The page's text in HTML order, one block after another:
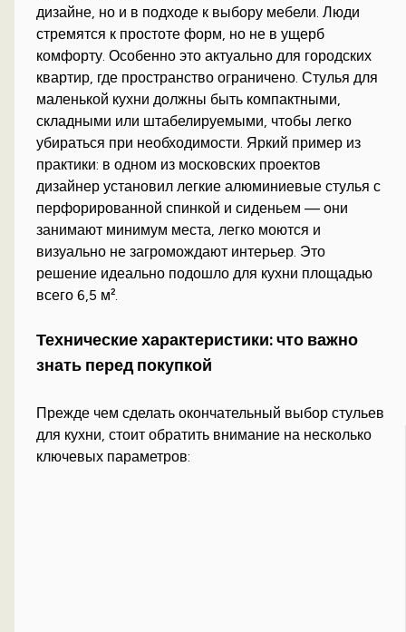
дизайне, но и в подходе к выбору мебели. Люди
стремятся к простоте форм, но не в ущерб
комфорту. Особенно это актуально для городских
квартир, где пространство ограничено. Стулья для
маленькой кухни должны быть компактными,
складными или штабелируемыми, чтобы легко
убираться при необходимости. Яркий пример из
практики: в одном из московских проектов
дизайнер установил легкие алюминиевые стулья с
перфорированной спинкой и сиденьем — они
занимают минимум места, легко моются и
визуально не загромождают интерьер. Это
решение идеально подошло для кухни площадью
всего 6,5 м².
Технические характеристики: что важно
знать перед покупкой
Прежде чем сделать окончательный выбор стульев
для кухни, стоит обратить внимание на несколько
ключевых параметров: